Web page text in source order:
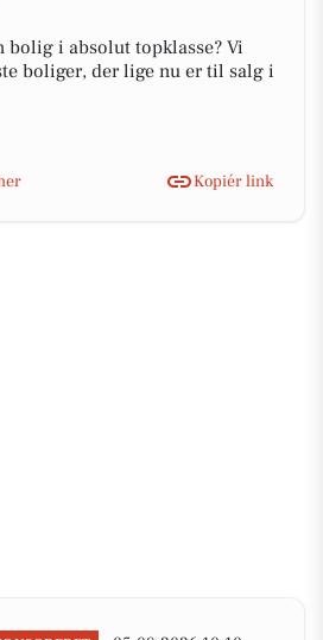
bolig i absolut topklasse? Vi
boliger, der lige nu er til salg i
Kopiér link